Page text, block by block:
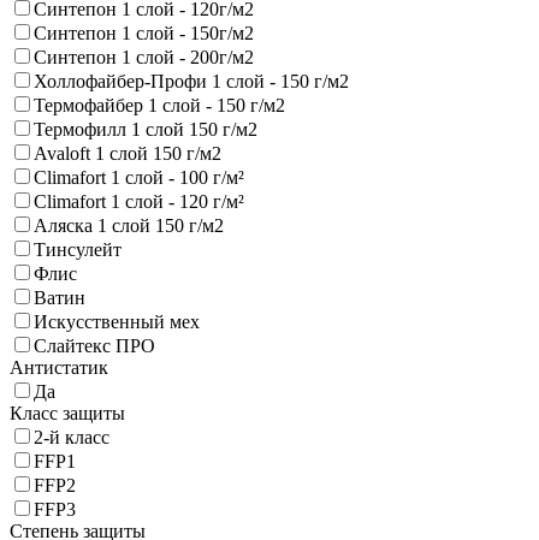
Синтепон 1 слой - 120г/м2
Синтепон 1 слой - 150г/м2
Синтепон 1 слой - 200г/м2
Холлофайбер-Профи 1 слой - 150 г/м2
Термофайбер 1 слой - 150 г/м2
Термофилл 1 слой 150 г/м2
Avaloft 1 слой 150 г/м2
Climafort 1 слой - 100 г/м²
Climafort 1 слой - 120 г/м²
Аляска 1 слой 150 г/м2
Тинсулейт
Флис
Ватин
Искусственный мех
Слайтекс ПРО
Антистатик
Да
Класс защиты
2-й класс
FFP1
FFP2
FFP3
Степень защиты